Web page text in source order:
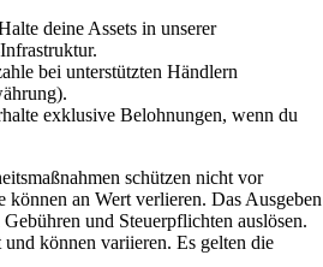
deine Assets in unserer
bei unterstützten Händlern
exklusive Belohnungen, wenn du
schützen nicht vor
an Wert verlieren. Das Ausgeben
und Steuerpflichten auslösen.
können variieren. Es gelten die